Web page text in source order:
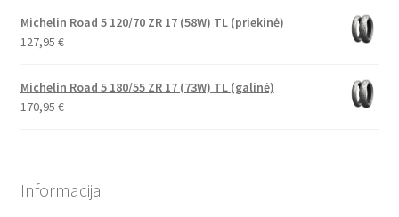
Michelin Road 5 120/70 ZR 17 (58W) TL (priekinė)
127,95 €
Michelin Road 5 180/55 ZR 17 (73W) TL (galinė)
170,95 €
Informacija